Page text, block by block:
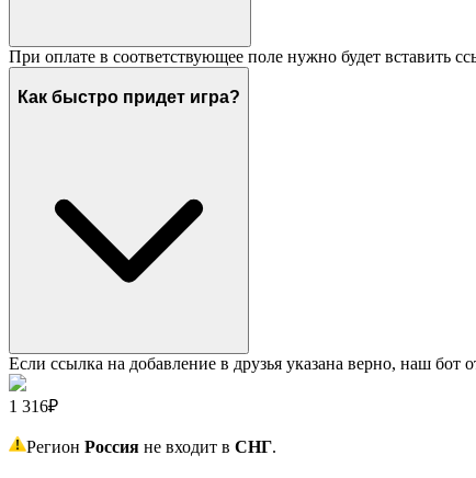
При оплате в соответствующее поле нужно будет вставить
Как быстро придет игра?
Если ссылка на добавление в друзья указана верно, наш бот
1 316₽
Регион Россия не входит в СНГ.